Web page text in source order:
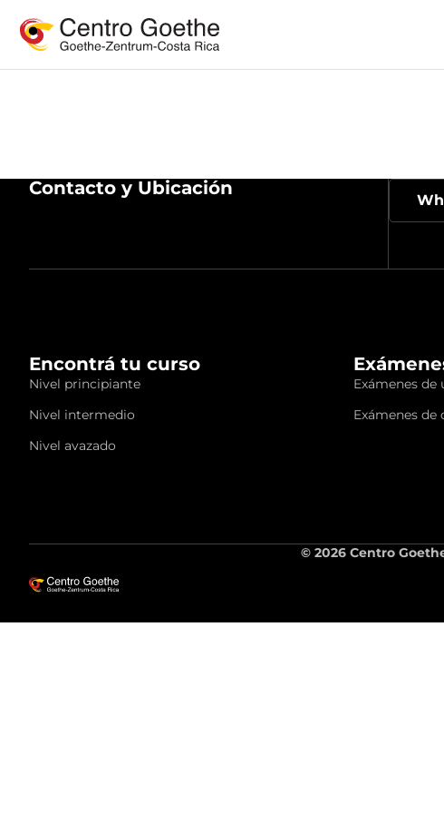
Contacto y Ubicación
Encontrá tu curso
Nivel principiante
Nivel intermedio
Nivel avazado
Exámenes de
Exámenes
© 2026 Centro